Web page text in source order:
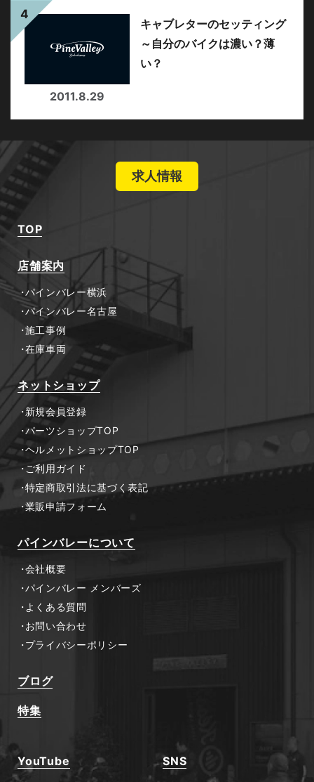
2011.8.29
キャブレターのセッティング
～自分のバイクは濃い？薄
い？
求人情報
TOP
店舗案内
パインバレー横浜
パインバレー名古屋
施工事例
在庫車両
ネットショップ
新規会員登録
パーツショップTOP
ヘルメットショップTOP
ご利用ガイド
特定商取引法に基づく表記
業販申請フォーム
パインバレーについて
会社概要
パインバレー メンバーズ
よくある質問
お問い合わせ
プライバシーポリシー
ブログ
特集
YouTube SNS